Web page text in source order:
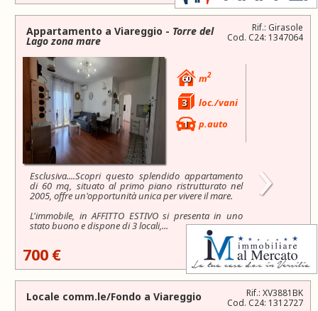
Rif.: Girasole
Cod. C24: 1347064
Appartamento a Viareggio - Torre del
Lago zona mare
60 m2
3
loc./vani
1
p.auto
Esclusiva....Scopri questo splendido appartamento
di 60 mq, situato al primo piano ristrutturato nel
2005, offre un'opportunità unica per vivere il mare.
L'immobile, in AFFITTO ESTIVO si presenta in uno
stato buono e dispone di 3 locali,...
›
700 €
Rif.: XV3881BK
Cod. C24: 1312727
Locale comm.le/Fondo a Viareggio